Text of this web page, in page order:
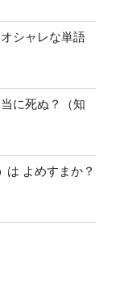
シャレな単語
に死ぬ？（知
は よめすまか？